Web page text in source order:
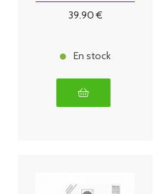
39.90€
En stock